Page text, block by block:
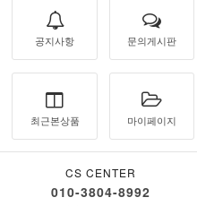
공지사항 문의게시판
최근본상품 마이페이지
CS CENTER
010-3804-8992